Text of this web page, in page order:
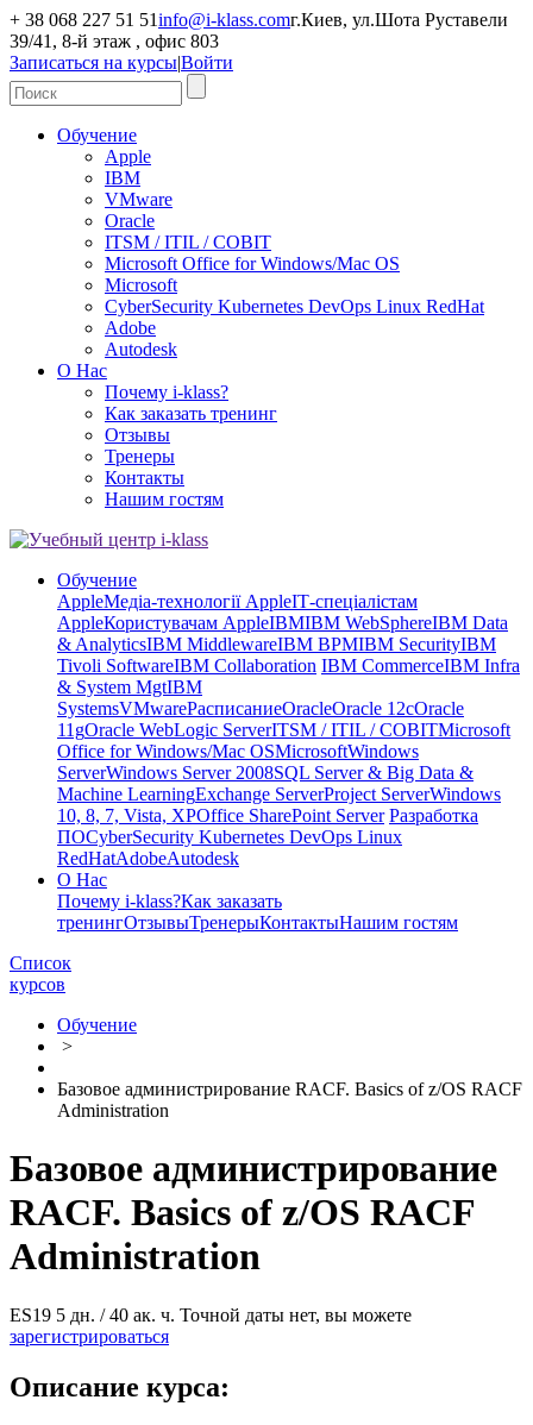
+ 38 068 227 51 51info@i-klass.comг.Киев, ул.Шота Руставели
39/41, 8-й этаж , офис 803
Записаться на курсы|Войти
Обучение
Apple
IBM
VMware
Oracle
ITSM / ITIL / COBIT
Microsoft Office for Windows/Mac OS
Microsoft
CyberSecurity Kubernetes DevOps Linux RedHat
Adobe
Autodesk
О Нас
Почему i-klass?
Как заказать тренинг
Отзывы
Тренеры
Контакты
Нашим гостям
Обучение
AppleМедіа-технології AppleІТ-спеціалістам
AppleКористувачам AppleIBMIBM WebSphereIBM Data
& AnalyticsIBM MiddlewareIBM BPMIBM SecurityIBM
Tivoli SoftwareIBM Collaboration IBM CommerceIBM Infra
& System MgtIBM
SystemsVMwareРасписаниеOracleOracle 12cOracle
11gOracle WebLogic ServerITSM / ITIL / COBITMicrosoft
Office for Windows/Mac OSMicrosoftWindows
ServerWindows Server 2008SQL Server & Big Data &
Machine LearningExchange ServerProject ServerWindows
10, 8, 7, Vista, XPOffice SharePoint Server Разработка
ПОCyberSecurity Kubernetes DevOps Linux
RedHatAdobeAutodesk
О Нас
Почему i-klass?Как заказать
тренингОтзывыТренерыКонтактыНашим гостям
Список
курсов
Обучение
>
Базовое администрирование RACF. Basics of z/OS RACF
Administration
Базовое администрирование
RACF. Basics of z/OS RACF
Administration
ES19 5 дн. / 40 ак. ч. Точной даты нет, вы можете
зарегистрироваться
Описание курса: